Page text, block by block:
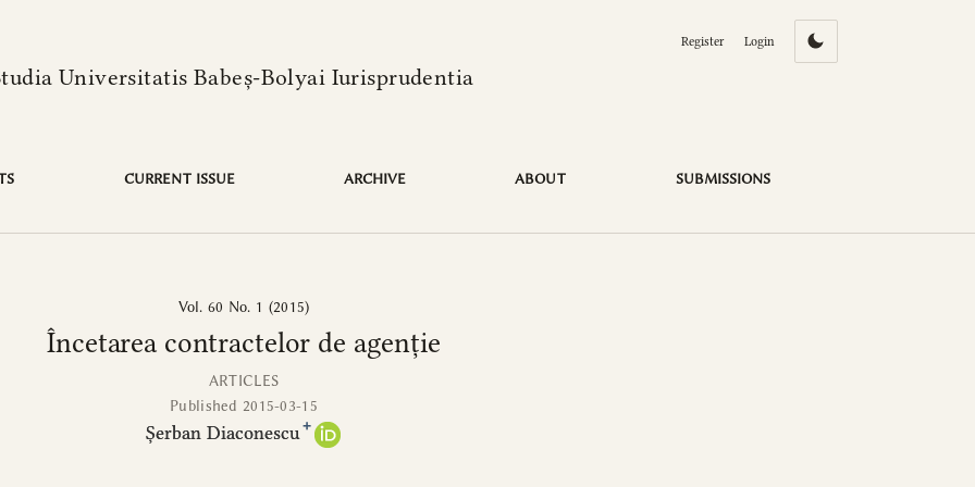
Universitatis Babeș-Bolyai Iurisprudentia
CURRENT ISSUE ARCHIVE ABOUT SUBMISSIONS
Register Login
is:
Vol. 60 No. 1 (2015)
Încetarea contractelor de agenție
ARTICLES
Published 2015-03-15
Șerban Diaconescu +